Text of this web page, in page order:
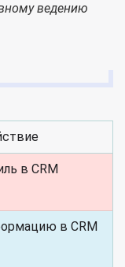
ведению
в CRM
в CRM